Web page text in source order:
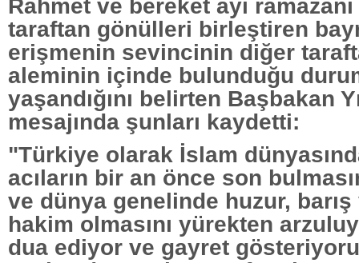
Rahmet ve bereket ayı
taraftan gönülleri birleştiren
erişmenin sevincinin diğer
aleminin içinde bulunduğu
yaşandığını belirten Başbakan
mesajında şunları kaydetti:
"Türkiye olarak İslam
acıların bir an önce son
ve dünya genelinde huzur,
hakim olmasını yürekten
dua ediyor ve gayret